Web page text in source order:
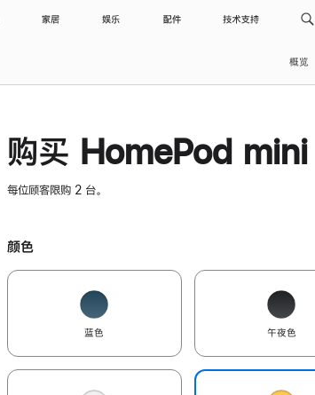
家居 娱乐 配件 技术支持
概览
购买 HomePod mini
每位顾客限购 2 台。
颜色
蓝色 午夜色